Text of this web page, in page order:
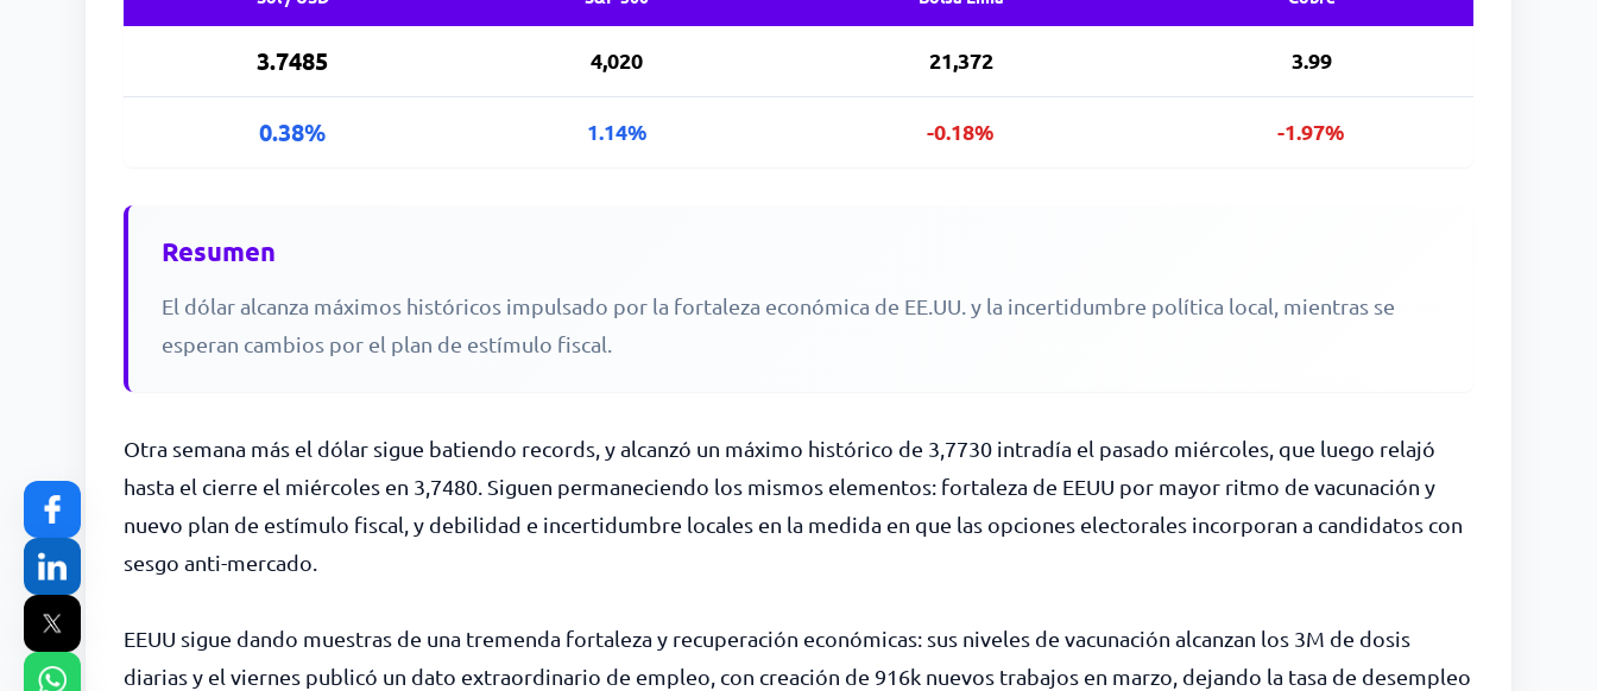
3.7485 4,020 21,372 3.99
0.38% 1.14% -0.18% -1.97%
Resumen
El dólar alcanza máximos históricos impulsado por la fortaleza económica de EE.UU. y la incertidumbre política local, mientras se
esperan cambios por el plan de estímulo fiscal.
Otra semana más el dólar sigue batiendo records, y alcanzó un máximo histórico de 3,7730 intradía el pasado miércoles, que luego relajó
hasta el cierre el miércoles en 3,7480. Siguen permaneciendo los mismos elementos: fortaleza de EEUU por mayor ritmo de vacunación y
nuevo plan de estímulo fiscal, y debilidad e incertidumbre locales en la medida en que las opciones electorales incorporan a candidatos con
sesgo anti-mercado.
EEUU sigue dando muestras de una tremenda fortaleza y recuperación económicas: sus niveles de vacunación alcanzan los 3M de dosis
diarias y el viernes publicó un dato extraordinario de empleo, con creación de 916k nuevos trabajos en marzo, dejando la tasa de desempleo